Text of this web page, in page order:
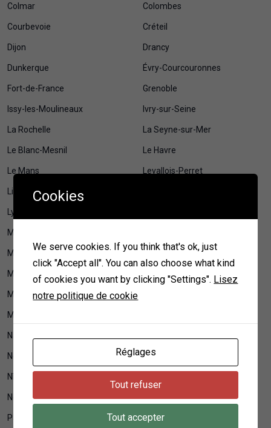
Colmar Colombes
Courbevoie Créteil
Dijon Drancy
Dunkerque Évry-Courcouronnes
Fort-de-France Grenoble
Issy-les-Moulineaux Ivry-sur-Seine
La Rochelle La Seyne-sur-Mer
Le Blanc-Mesnil Le Havre
Le Mans Levallois-Perret
Lille
Lyon
Maisons-Alfort
Marseille Mérignac
Metz Montauban
Montpellier
Mulhouse
Nanterre
Neuilly-sur-Seine Nice
Nîmes
Noisy-le-Grand Orléans
Pantin Paris
Cookies
We serve cookies. If you think that's ok, just
click "Accept all". You can also choose what kind
of cookies you want by clicking "Settings". Lisez
notre politique de cookie
Réglages
Tout refuser
Tout accepter